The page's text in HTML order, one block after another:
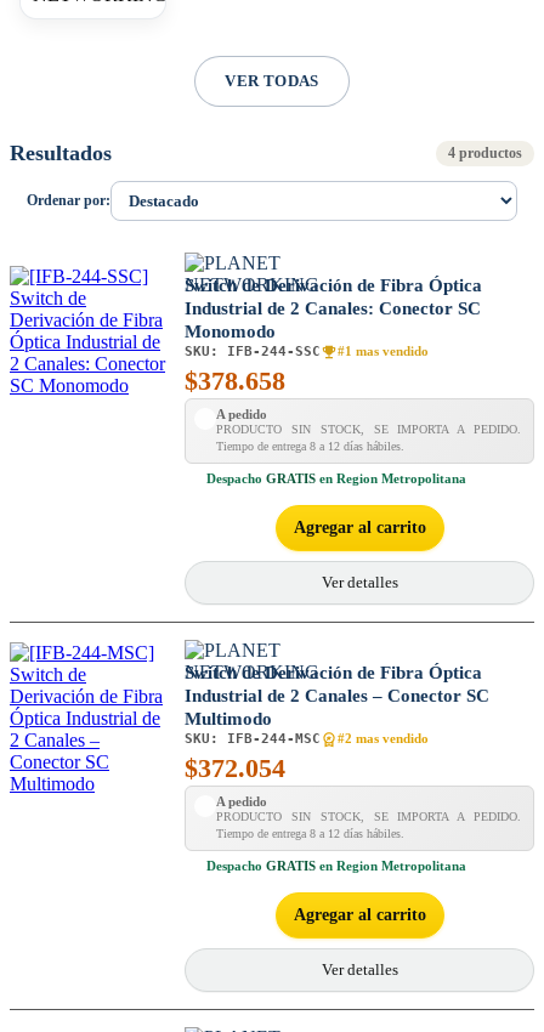
VER TODAS
Resultados 4 productos
Ordenar por:
Switch de Derivación de Fibra Óptica
Industrial de 2 Canales: Conector SC
Monomodo
SKU: IFB-244-SSC #1 mas vendido
$378.658
A pedido
PRODUCTO SIN STOCK, SE IMPORTA A PEDIDO.
Tiempo de entrega 8 a 12 días hábiles.
Despacho GRATIS en Region Metropolitana
Agregar al carrito
Ver detalles
Switch de Derivación de Fibra Óptica
Industrial de 2 Canales – Conector SC
Multimodo
SKU: IFB-244-MSC #2 mas vendido
$372.054
A pedido
PRODUCTO SIN STOCK, SE IMPORTA A PEDIDO.
Tiempo de entrega 8 a 12 días hábiles.
Despacho GRATIS en Region Metropolitana
Agregar al carrito
Ver detalles